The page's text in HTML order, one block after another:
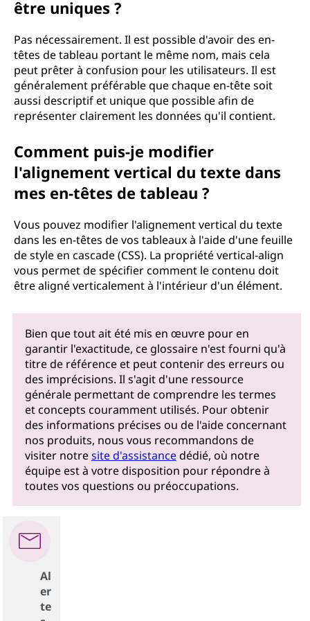
être uniques ?
Pas nécessairement. Il est possible d'avoir des en-
têtes de tableau portant le même nom, mais cela
peut prêter à confusion pour les utilisateurs. Il est
généralement préférable que chaque en-tête soit
aussi descriptif et unique que possible afin de
représenter clairement les données qu'il contient.
Comment puis-je modifier
l'alignement vertical du texte dans
mes en-têtes de tableau ?
Vous pouvez modifier l'alignement vertical du texte
dans les en-têtes de vos tableaux à l'aide d'une feuille
de style en cascade (CSS). La propriété vertical-align
vous permet de spécifier comment le contenu doit
être aligné verticalement à l'intérieur d'un élément.
Bien que tout ait été mis en œuvre pour en
garantir l'exactitude, ce glossaire n'est fourni qu'à
titre de référence et peut contenir des erreurs ou
des imprécisions. Il s'agit d'une ressource
générale permettant de comprendre les termes
et concepts couramment utilisés. Pour obtenir
des informations précises ou de l'aide concernant
nos produits, nous vous recommandons de
visiter notresite d'assistancedédié, où notre
équipe est à votre disposition pour répondre à
toutes vos questions ou préoccupations.
Al
er
te